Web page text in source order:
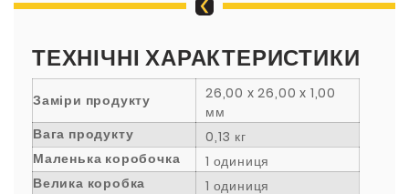
ТЕХНІЧНІ ХАРАКТЕРИСТИКИ
Заміри продукту
26,00 x 26,00 x 1,00
мм
Вага продукту
0,13 кг
Маленька коробочка
1 одиниця
Велика коробка
1 одиниця